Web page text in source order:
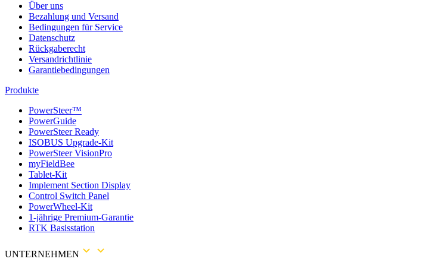
Über uns
Bezahlung und Versand
Bedingungen für Service
Datenschutz
Rückgaberecht
Versandrichtlinie
Garantiebedingungen
Produkte
PowerSteer™
PowerGuide
PowerSteer Ready
ISOBUS Upgrade-Kit
PowerSteer VisionPro
myFieldBee
Tablet-Kit
Implement Section Display
Control Switch Panel
PowerWheel-Kit
1-jährige Premium-Garantie
RTK Basisstation
UNTERNEHMEN